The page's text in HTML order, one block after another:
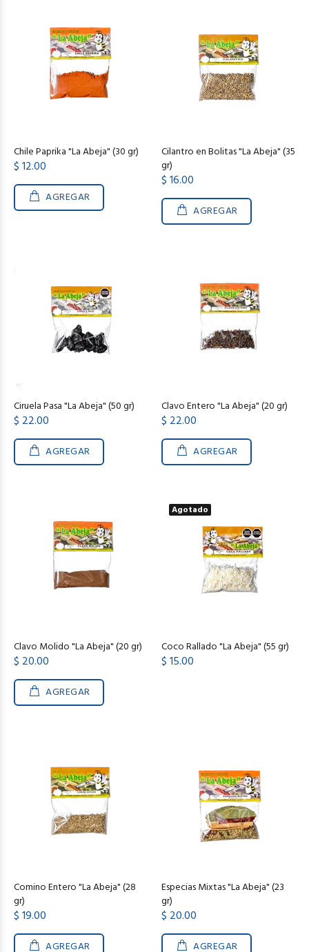
Chile Paprika "La Abeja" (30 gr)
$ 12.00
AGREGAR
Cilantro en Bolitas "La Abeja" (35
gr)
$ 16.00
AGREGAR
Ciruela Pasa "La Abeja" (50 gr)
$ 22.00
AGREGAR
Clavo Entero "La Abeja" (20 gr)
$ 22.00
AGREGAR
Clavo Molido "La Abeja" (20 gr)
$ 20.00
AGREGAR
Agotado
Coco Rallado "La Abeja" (55 gr)
$ 15.00
Comino Entero "La Abeja" (28
gr)
$ 19.00
AGREGAR
Especias Mixtas "La Abeja" (23
gr)
$ 20.00
AGREGAR